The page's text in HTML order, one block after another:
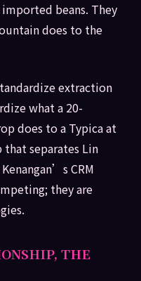
beans. They
does to the
extraction
what a 20-
does to a Typica at
that separates Lin
CRM
they are
THE